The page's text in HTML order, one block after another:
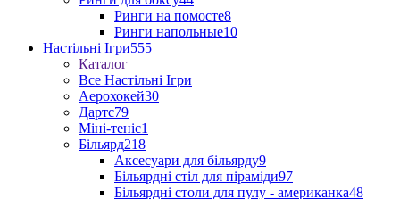
Ринги на помосте8
Ринги напольные10
Настільні Ігри555
Каталог
Все Настільні Ігри
Аерохокей30
Дартс79
Міні-теніс1
Більярд218
Аксесуари для більярду9
Більярдні стіл для піраміди97
Більярдні столи для пулу - американка48